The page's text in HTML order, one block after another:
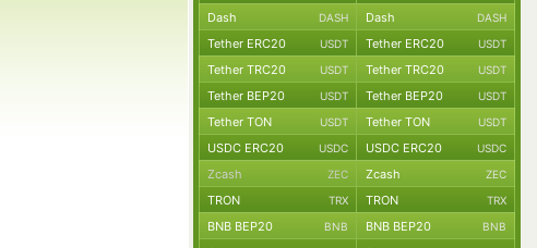
Dash DASH Dash DASH
Tether ERC20 USDT Tether ERC20 USDT
Tether TRC20 USDT Tether TRC20 USDT
Tether BEP20 USDT Tether BEP20 USDT
Tether TON USDT Tether TON USDT
USDC ERC20 USDC USDC ERC20 USDC
Zcash ZEC Zcash ZEC
TRON TRX TRON TRX
BNB BEP20 BNB BNB BEP20 BNB